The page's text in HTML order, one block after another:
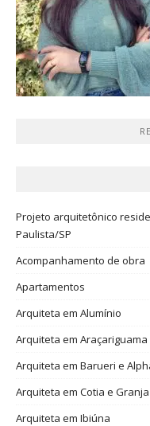
Projeto arquitetônico
Paulista/SP
Acompanhamento de obra
Apartamentos
Arquiteta em Alumínio
Arquiteta em Araçariguama
Arquiteta em Barueri e
Arquiteta em Cotia e
Arquiteta em Ibiúna